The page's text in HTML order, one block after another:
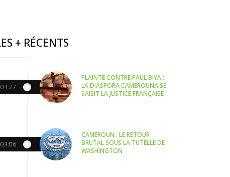
+ RÉCENTS
03:27
PLAINTE CONTRE PAUL BIYA :
LA DIASPORA CAMEROUNAISE
SAISIT LA JUSTICE FRANÇAISE
03:06
CAMEROUN : LE RETOUR
BRUTAL SOUS LA TUTELLE DE
WASHINGTON